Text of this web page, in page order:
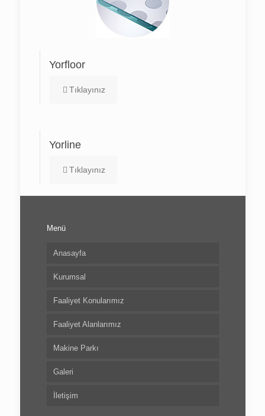
Yorfloor
Tıklayınız
Yorline
Tıklayınız
Menü
Anasayfa
Kurumsal
Faaliyet Konularımız
Faaliyet Alanlarımız
Makine Parkı
Galeri
İletişim